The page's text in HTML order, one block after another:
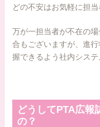
どの不安はお気軽に担
万が一担当者が不在の
合もございますが、進
握できるよう社内システ
どうしてPTA広報
の？